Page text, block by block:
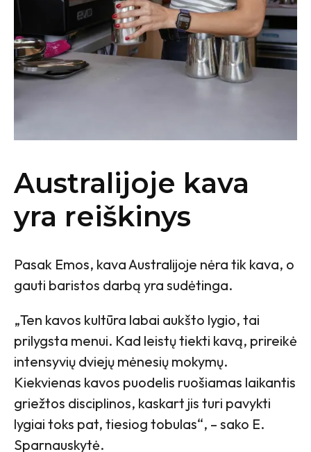
Australijoje kava
yra reiškinys
Pasak Emos, kava Australijoje nėra tik kava, o
gauti baristos darbą yra sudėtinga.
„Ten kavos kultūra labai aukšto lygio, tai
prilygsta menui. Kad leistų tiekti kavą, prireikė
intensyvių dviejų mėnesių mokymų.
Kiekvienas kavos puodelis ruošiamas laikantis
griežtos disciplinos, kaskart jis turi pavykti
lygiai toks pat, tiesiog tobulas“, – sako E.
Sparnauskytė.